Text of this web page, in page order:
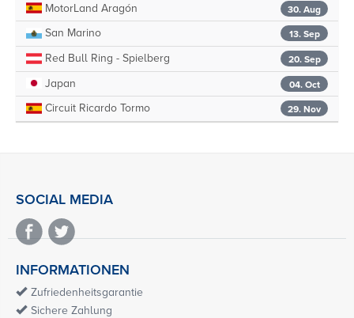
30. Aug
MotorLand Aragón
13. Sep
San Marino
20. Sep
Red Bull Ring - Spielberg
04. Oct
Japan
29. Nov
Circuit Ricardo Tormo
SOCIAL MEDIA
INFORMATIONEN
Zufriedenheitsgarantie
Sichere Zahlung